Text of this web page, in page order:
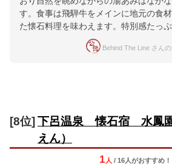
す。食事は飛騨牛をメインに地元の食
た懐石料理を味わえます。特別感たっ
Behind The Line さん
[8位] 下呂温泉 懐石宿 水鳳
えん）
1 人 / 16人がおすすめ！